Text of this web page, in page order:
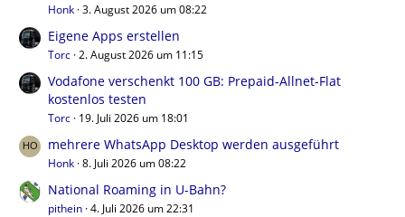
Honk 3. August 2026 um 08:22
Eigene Apps erstellen
Torc 2. August 2026 um 11:15
Vodafone verschenkt 100 GB: Prepaid-Allnet-Flat
kostenlos testen
Torc 19. Juli 2026 um 18:01
mehrere WhatsApp Desktop werden ausgeführt
Honk 8. Juli 2026 um 08:22
National Roaming in U-Bahn?
pithein 4. Juli 2026 um 22:31